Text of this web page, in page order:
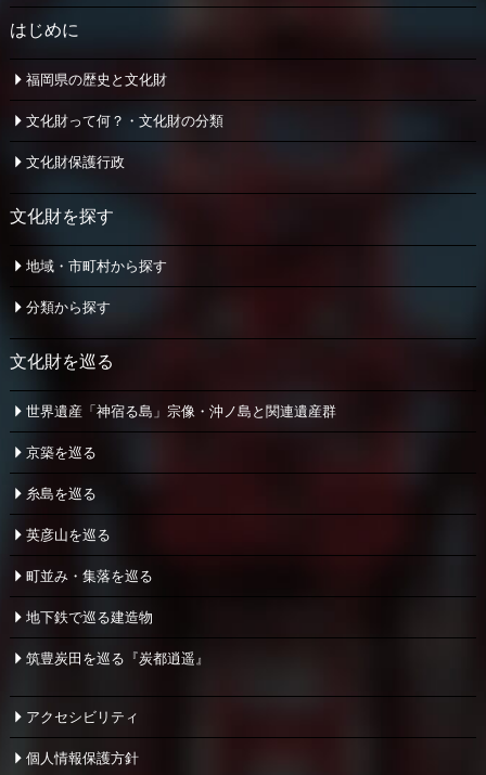
はじめに
福岡県の歴史と文化財
文化財って何？・文化財の分類
文化財保護行政
文化財を探す
地域・市町村から探す
分類から探す
文化財を巡る
世界遺産「神宿る島」宗像・ 沖ノ島と関連遺産群
京築を巡る
糸島を巡る
英彦山を巡る
町並み・集落を巡る
地下鉄で巡る建造物
筑豊炭田を巡る『炭都逍遥』
アクセシビリティ
個人情報保護方針